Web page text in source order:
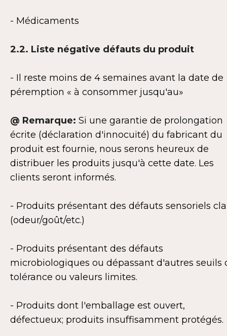
- Médicaments
2.2. Liste négative défauts du produit
- Il reste moins de 4 semaines avant la date de
péremption « à consommer jusqu'au»
@ Remarque: Si une garantie de prolongation
écrite (déclaration d'innocuité) du fabricant du
produit est fournie, nous serons heureux de
distribuer les produits jusqu'à cette date. Les
clients seront informés.
- Produits présentant des défauts sensoriels
(odeur/goût/etc.)
- Produits présentant des défauts
microbiologiques ou dépassant d'autres seuils
tolérance ou valeurs limites.
- Produits dont l'emballage est ouvert,
défectueux; produits insuffisamment protégés.